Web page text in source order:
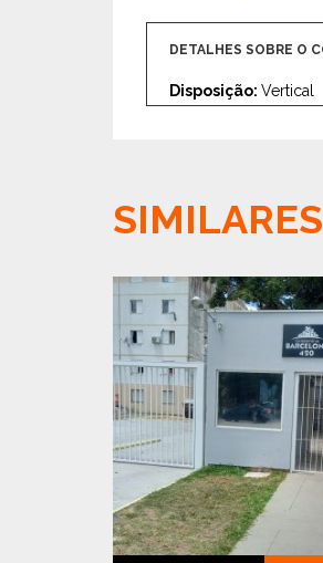
DETALHES SOBRE O
Disposição: Vertical